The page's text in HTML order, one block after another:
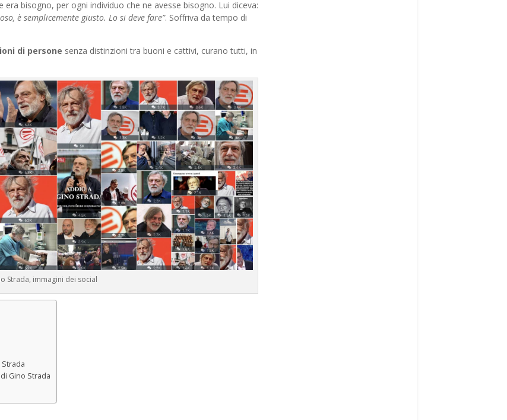
bisogno, per ogni individuo che ne avesse bisogno. Lui diceva:
è semplicemente giusto. Lo si deve fare”. Soffriva da tempo di
di persone senza distinzioni tra buoni e cattivi, curano tutti, in
Strada, immagini dei social
Gino Strada